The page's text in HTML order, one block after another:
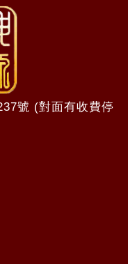
號 (對面有收費停